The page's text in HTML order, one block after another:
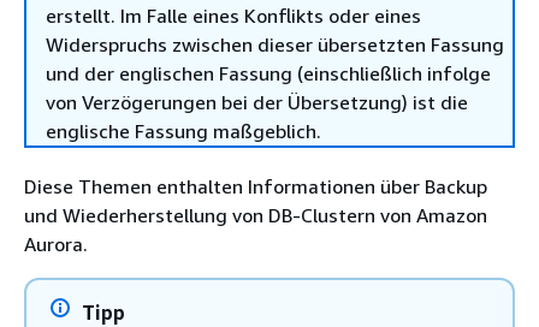
erstellt. Im Falle eines Konflikts oder eines
Widerspruchs zwischen dieser übersetzten Fassung
und der englischen Fassung (einschließlich infolge
von Verzögerungen bei der Übersetzung) ist die
englische Fassung maßgeblich.
Diese Themen enthalten Informationen über Backup
und Wiederherstellung von DB-Clustern von Amazon
Aurora.
Tipp